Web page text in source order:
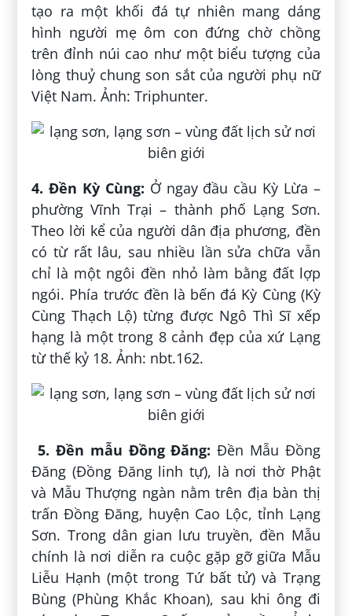
tạo ra một khối đá tự nhiên mang dáng
hình người mẹ ôm con đứng chờ chồng
trên đỉnh núi cao như một biểu tượng của
lòng thuỷ chung son sắt của người phụ nữ
Việt Nam. Ảnh: Triphunter.
4. Đền Kỳ Cùng: Ở ngay đầu cầu Kỳ Lừa –
phường Vĩnh Trại – thành phố Lạng Sơn.
Theo lời kể của người dân địa phương, đền
có từ rất lâu, sau nhiều lần sửa chữa vẫn
chỉ là một ngôi đền nhỏ làm bằng đất lợp
ngói. Phía trước đền là bến đá Kỳ Cùng (Kỳ
Cùng Thạch Lộ) từng được Ngô Thì Sĩ xếp
hạng là một trong 8 cảnh đẹp của xứ Lạng
từ thế kỷ 18. Ảnh: nbt.162.
5. Đền mẫu Đồng Đăng: Đền Mẫu Đồng
Đăng (Đồng Đăng linh tự), là nơi thờ Phật
và Mẫu Thượng ngàn nằm trên địa bàn thị
trấn Đồng Đăng, huyện Cao Lộc, tỉnh Lạng
Sơn. Trong dân gian lưu truyền, đền Mẫu
chính là nơi diễn ra cuộc gặp gỡ giữa Mẫu
Liễu Hạnh (một trong Tứ bất tử) và Trạng
Bùng (Phùng Khắc Khoan), sau khi ông đi